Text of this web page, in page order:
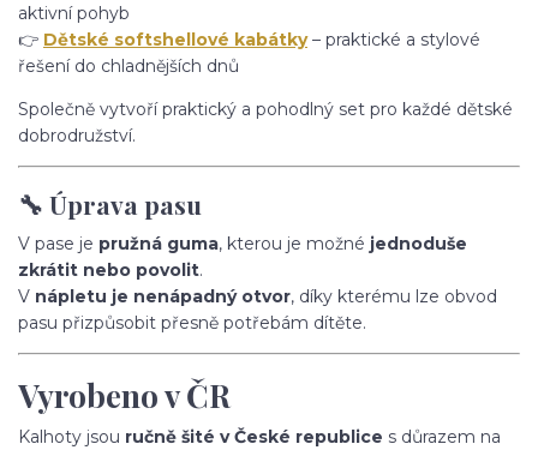
aktivní pohyb
👉 Dětské softshellové kabátky– praktické a stylové
řešení do chladnějších dnů
Společně vytvoří praktický a pohodlný set pro každé dětské
dobrodružství.
🔧 Úprava pasu
V pase je pružná guma, kterou je možné jednoduše
zkrátit nebo povolit.
V nápletu je nenápadný otvor, díky kterému lze obvod
pasu přizpůsobit přesně potřebám dítěte.
Vyrobeno v ČR
Kalhoty jsou ručně šité v České republice s důrazem na